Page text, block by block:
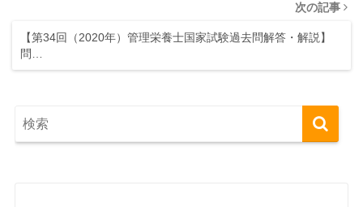
次の記事
【第34回（2020年）管理栄養士国家試験過去問解答・解説】
問…